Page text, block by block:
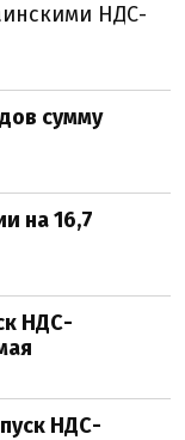
НДС-
сумму
на 16,7
НДС-
НДС-